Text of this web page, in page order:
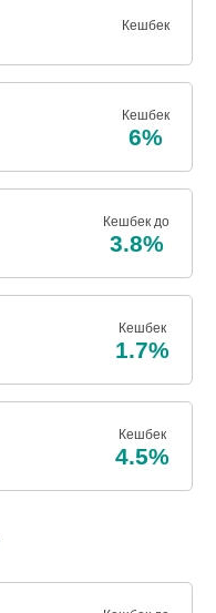
Кешбек
Кешбек
6%
Кешбек до
3.8%
Кешбек
1.7%
Кешбек
4.5%